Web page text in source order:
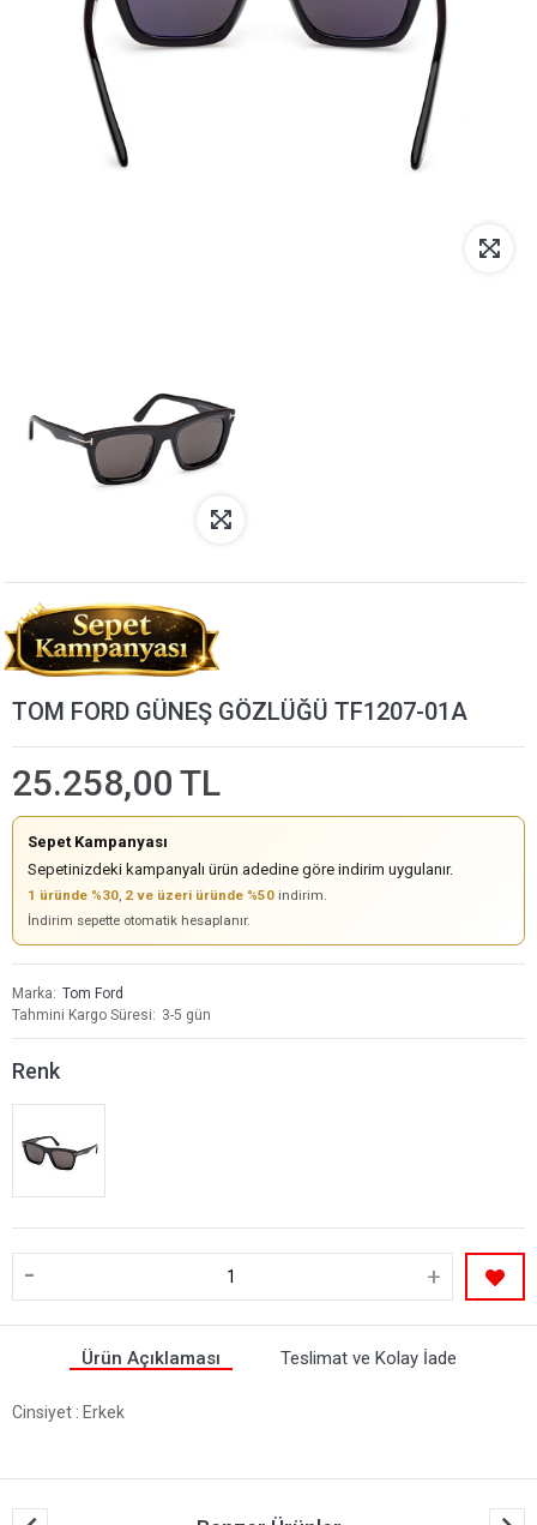
TOM FORD GÜNEŞ GÖZLÜĞÜ TF1207-01A
25.258,00 TL
Sepet Kampanyası
Sepetinizdeki kampanyalı ürün adedine göre indirim uygulanır.
1 üründe %30, 2 ve üzeri üründe %50 indirim.
İndirim sepette otomatik hesaplanır.
Marka
Tom Ford
Tahmini Kargo Süresi
3-5 gün
Renk
- +
Ürün Açıklaması Teslimat ve Kolay İade
Cinsiyet : Erkek